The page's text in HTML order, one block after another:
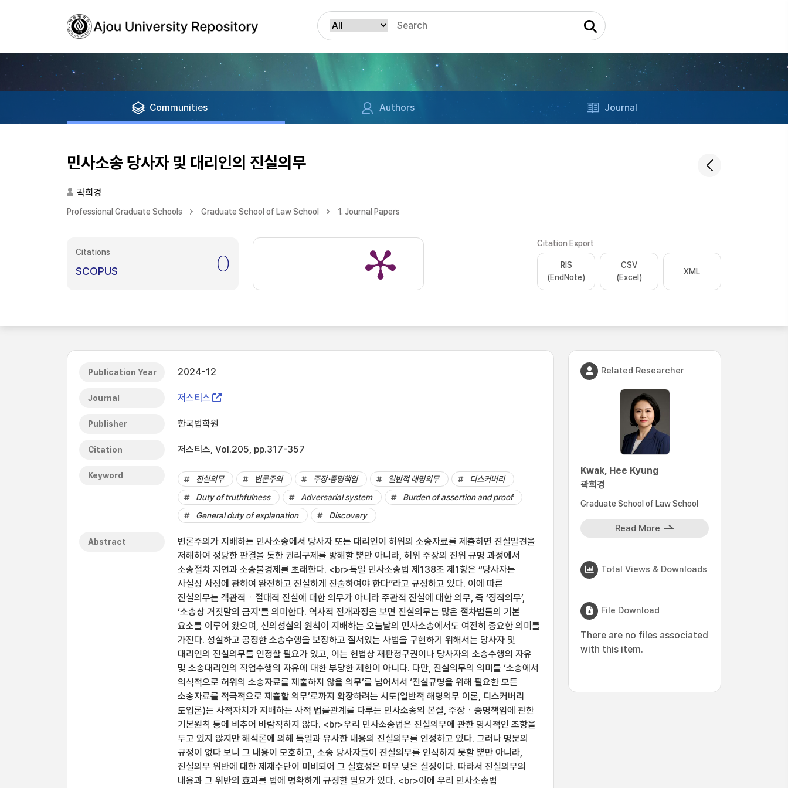
Communities Authors Journal
민사소송 당사자 및 대리인의 진실의무
곽희경
Professional Graduate Schools Graduate School of Law School 1. Journal Papers
Citations
SCOPUS 0
Citation Export
RIS
(EndNote)
CSV
(Excel)
XML
Publication Year 2024-12
Journal 저스티스
Publisher 한국법학원
Citation 저스티스, Vol.205, pp.317-357
Keyword 진실의무 변론주의 주장⋅증명책임 일반적 해명의무
디스커버리
Duty of truthfulness
Adversarial system
Burden of assertion and proof
General duty of explanation
Discovery
Abstract
변론주의가 지배하는 민사소송에서 당사자 또는 대리인이 허위의 소송자료를 제출하면 진실발견을
저해하여 정당한 판결을 통한 권리구제를 방해할 뿐만 아니라, 허위 주장의 진위 규명 과정에서
소송절차 지연과 소송불경제를 초래한다. <br>독일 민사소송법 제138조 제1항은 “당사자는
사실상 사정에 관하여 완전하고 진실하게 진술하여야 한다”라고 규정하고 있다. 이에 따른
진실의무는 객관적ㆍ절대적 진실에 대한 의무가 아니라 주관적 진실에 대한 의무, 즉 ‘정직의무’,
‘소송상 거짓말의 금지’를 의미한다. 역사적 전개과정을 보면 진실의무는 많은 절차법들의 기본
요소를 이루어 왔으며, 신의성실의 원칙이 지배하는 오늘날의 민사소송에서도 여전히 중요한 의미를
가진다. 성실하고 공정한 소송수행을 보장하고 질서있는 사법을 구현하기 위해서는 당사자 및
대리인의 진실의무를 인정할 필요가 있고, 이는 헌법상 재판청구권이나 당사자의 소송수행의 자유
및 소송대리인의 직업수행의 자유에 대한 부당한 제한이 아니다. 다만, 진실의무의 의미를 ‘소송에서
의식적으로 허위의 소송자료를 제출하지 않을 의무’를 넘어서서 ‘진실규명을 위해 필요한 모든
소송자료를 적극적으로 제출할 의무’로까지 확장하려는 시도(일반적 해명의무 이론, 디스커버리
도입론)는 사적자치가 지배하는 사적 법률관계를 다루는 민사소송의 본질, 주장ㆍ증명책임에 관한
기본원칙 등에 비추어 바람직하지 않다. <br>우리 민사소송법은 진실의무에 관한 명시적인 조항을
두고 있지 않지만 해석론에 의해 독일과 유사한 내용의 진실의무를 인정하고 있다. 그러나 명문의
규정이 없다 보니 그 내용이 모호하고, 소송 당사자들이 진실의무를 인식하지 못할 뿐만 아니라,
진실의무 위반에 대한 제재수단이 미비되어 그 실효성은 매우 낮은 실정이다. 따라서 진실의무의
내용과 그 위반의 효과를 법에 명확하게 규정할 필요가 있다. <br>이에 우리 민사소송법
Related Researcher
Kwak, Hee Kyung
곽희경
Graduate School of Law School
Read More
Total Views & Downloads
File Download
There are no files associated
with this item.